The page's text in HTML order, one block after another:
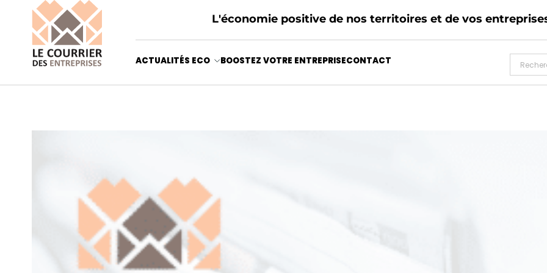
L'économie positive de nos territoires et de vos
ACTUALITÉS ECO BOOSTEZ VOTRE ENTREPRISECONTACT